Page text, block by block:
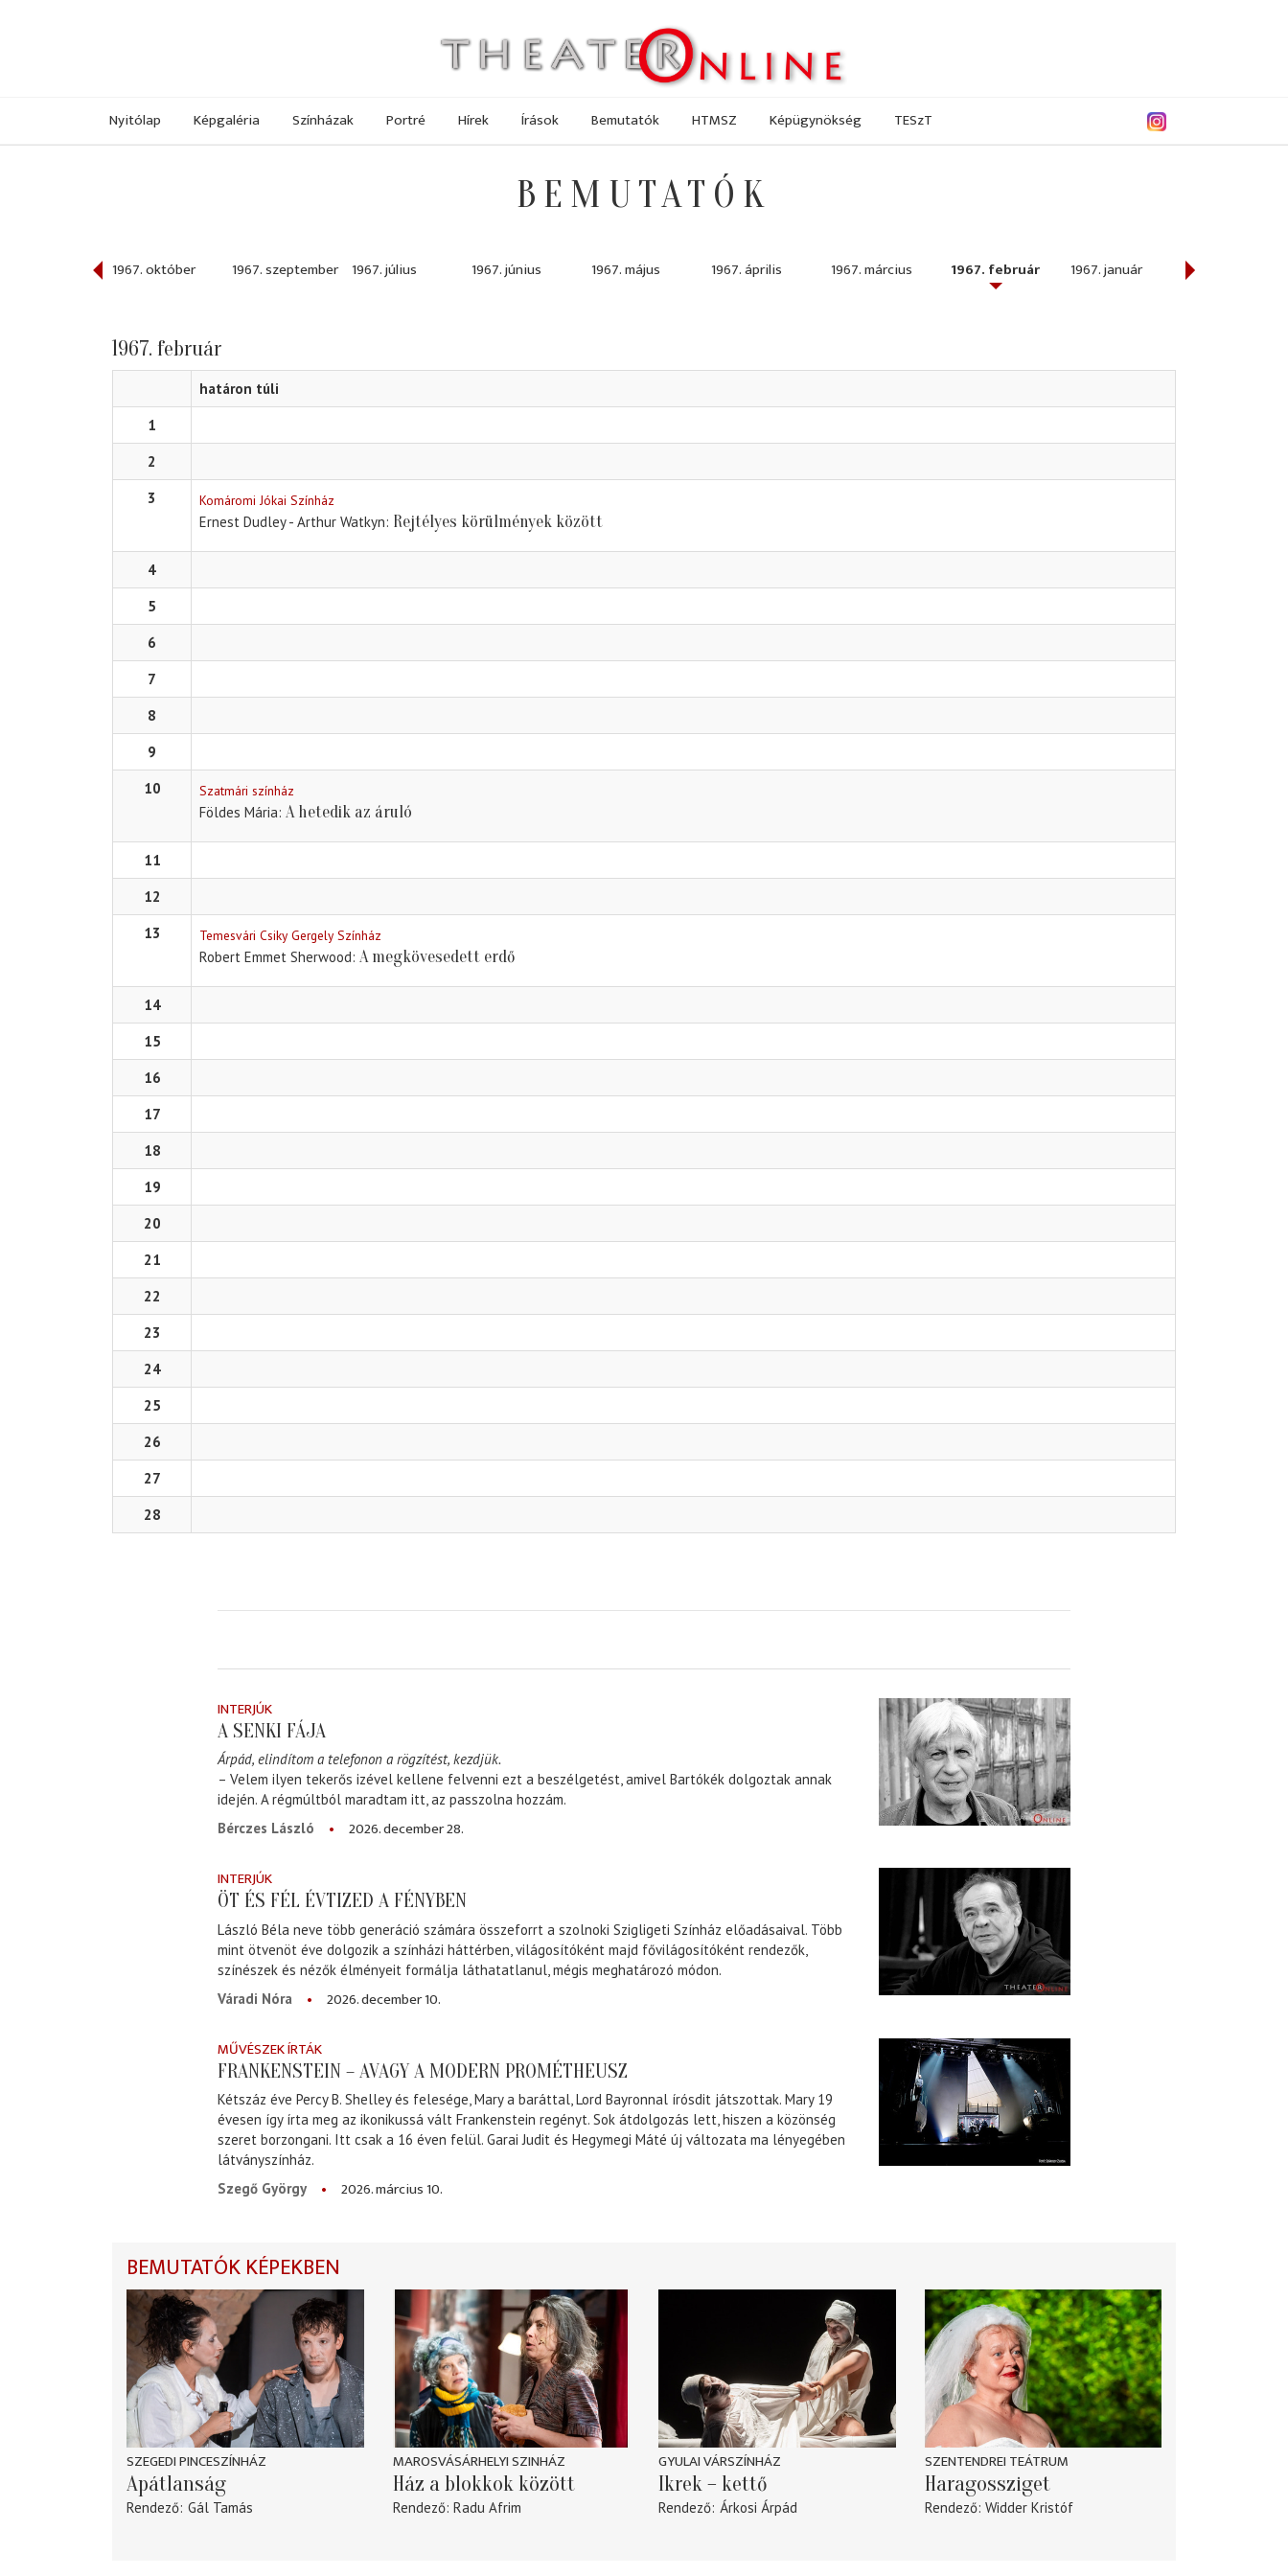
Nyitólap Képgaléria Színházak Portré Hírek Írások Bemutatók HTMSZ Képügynökség TESzT
BEMUTATÓK
1967. október 1967. szeptember 1967. július 1967. június 1967. május 1967. április 1967. március 1967. február 1967. január 1966. december
1967. február
határon túli
1
2
3
Komáromi Jókai Színház
Ernest Dudley - Arthur Watkyn Rejtélyes körülmények között
4
5
6
7
8
9
10
Szatmári színház
Földes Mária A hetedik az áruló
11
12
13
Temesvári Csiky Gergely Színház
Robert Emmet Sherwood A megkövesedett erdő
14
15
16
17
18
19
20
21
22
23
24
25
26
27
28
INTERJÚK
A SENKI FÁJA
Árpád, elindítom a telefonon a rögzítést, kezdjük.
– Velem ilyen tekerős izével kellene felvenni ezt a beszélgetést, amivel Bartókék dolgoztak annak
idején. A régmúltból maradtam itt, az passzolna hozzám.
Bérczes László
2026. december 28.
INTERJÚK
ÖT ÉS FÉL ÉVTIZED A FÉNYBEN
László Béla neve több generáció számára összeforrt a szolnoki Szigligeti Színház előadásaival. Több
mint ötvenöt éve dolgozik a színházi háttérben, világosítóként majd fővilágosítóként rendezők,
színészek és nézők élményeit formálja láthatatlanul, mégis meghatározó módon.
Váradi Nóra
2026. december 10.
MŰVÉSZEK ÍRTÁK
FRANKENSTEIN – AVAGY A MODERN PROMÉTHEUSZ
Kétszáz éve Percy B. Shelley és felesége, Mary a baráttal, Lord Bayronnal írósdit játszottak. Mary 19
évesen így írta meg az ikonikussá vált Frankenstein regényt. Sok átdolgozás lett, hiszen a közönség
szeret borzongani. Itt csak a 16 éven felül. Garai Judit és Hegymegi Máté új változata ma lényegében
látványszínház.
Szegő György
2026. március 10.
BEMUTATÓK KÉPEKBEN
SZEGEDI PINCESZÍNHÁZ
Apátlanság
Rendező Gál Tamás
MAROSVÁSÁRHELYI SZINHÁZ
Ház a blokkok között
Rendező Radu Afrim
GYULAI VÁRSZÍNHÁZ
Ikrek – kettő
Rendező Árkosi Árpád
SZENTENDREI TEÁTRUM
Haragossziget
Rendező Widder Kristóf